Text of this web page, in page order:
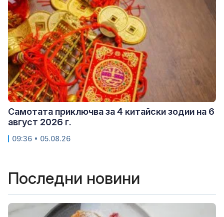
Самотата приключва за 4 китайски зодии на 6
август 2026 г.
09:36 • 05.08.26
Последни новини